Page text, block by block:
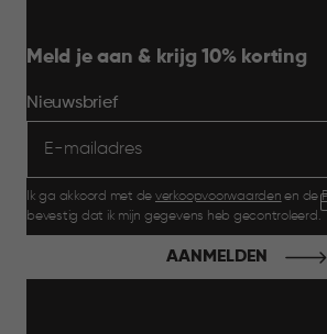
Meld je aan & krijg 10% korting
Nieuwsbrief
Ik ga akkoord met de verkoopvoorwaarden en de
bevestig dat ik mijn gegevens heb gecontroleerd.
AANMELDEN